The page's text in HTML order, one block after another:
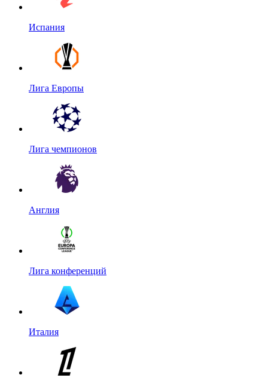
Испания
Лига Европы
Лига чемпионов
Англия
Лига конференций
Италия